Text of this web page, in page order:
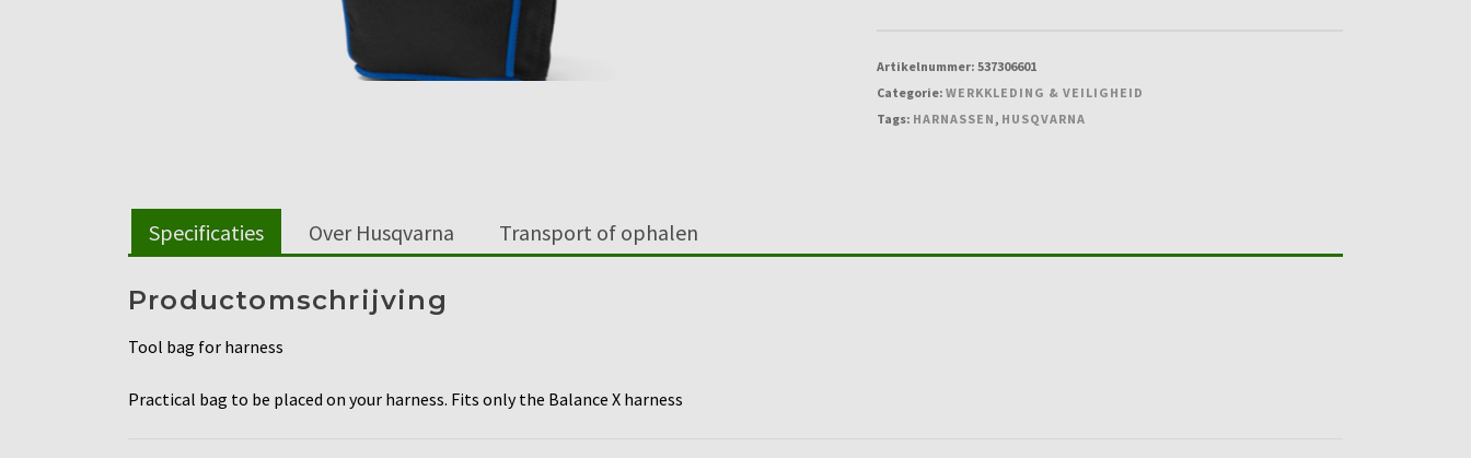
Artikelnummer: 537306601
Categorie: WERKKLEDING & VEILIGHEID
Tags: HARNASSEN, HUSQVARNA
Specificaties Over Husqvarna Transport of ophalen
Productomschrijving
Tool bag for harness
Practical bag to be placed on your harness. Fits only the Balance X harness